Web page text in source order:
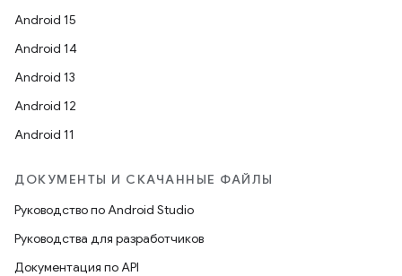
Android 15
Android 14
Android 13
Android 12
Android 11
ДОКУМЕНТЫ И СКАЧАННЫЕ ФАЙЛЫ
Руководство по Android Studio
Руководства для разработчиков
Документация по API